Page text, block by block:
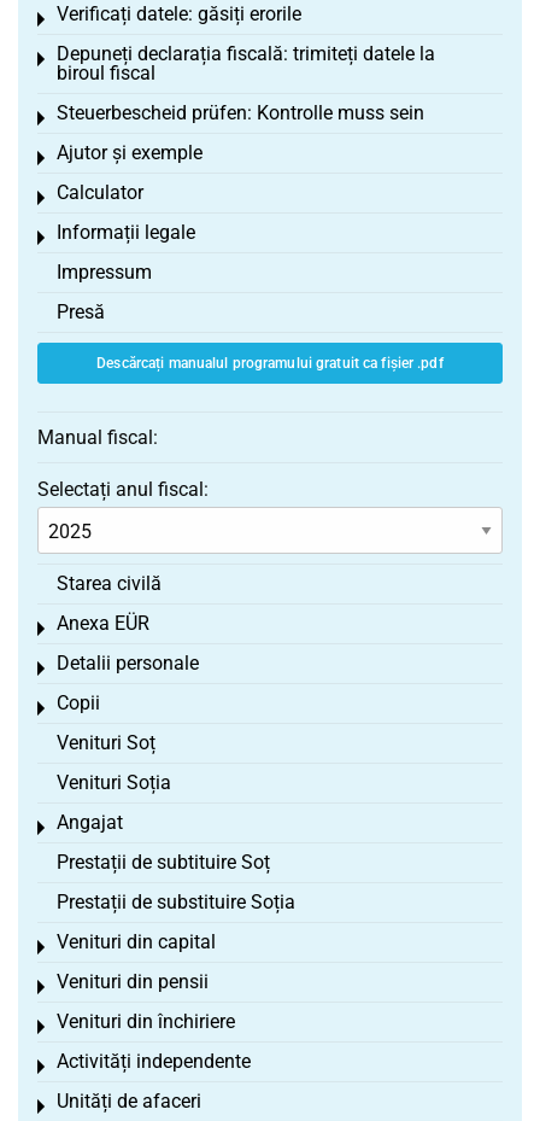
Verificați datele: găsiți erorile
Toggle menu
Depuneți declarația fiscală: trimiteți datele la
biroul fiscal
Toggle menu
Steuerbescheid prüfen: Kontrolle muss sein
Toggle menu
Ajutor și exemple
Toggle menu
Calculator
Toggle menu
Informații legale
Toggle menu
Impressum
Presă
Descărcați manualul programului gratuit ca fișier .pdf
Manual fiscal:
Selectați anul fiscal:
Starea civilă
Anexa EÜR
Toggle menu
Detalii personale
Toggle menu
Copii
Toggle menu
Venituri Soț
Venituri Soția
Angajat
Toggle menu
Prestații de subtituire Soț
Prestații de substituire Soția
Venituri din capital
Toggle menu
Venituri din pensii
Toggle menu
Venituri din închiriere
Toggle menu
Activități independente
Toggle menu
Unități de afaceri
Toggle menu